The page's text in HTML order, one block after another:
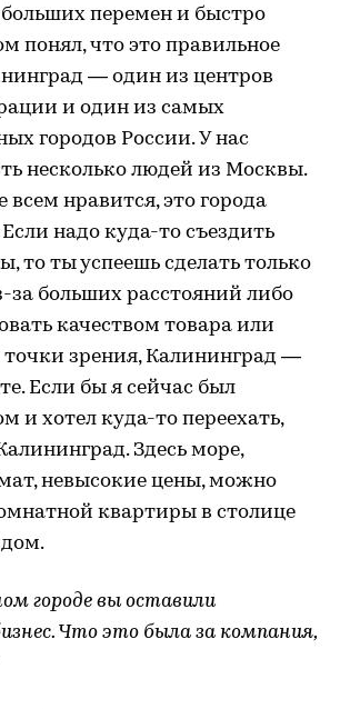
перемен и быстро
понял, что это правильное
— один из центров
и один из самых
городов России. У нас
несколько людей из Москвы.
всем нравится, это города
Если надо куда-то съездить
то ты успеешь сделать только
за больших расстояний либо
качеством товара или
точки зрения, Калининград —
Если бы я сейчас был
и хотел куда-то переехать,
Здесь море,
невысокие цены, можно
квартиры в столице
городе вы оставили
Что это была за компания,